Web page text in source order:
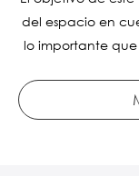
del espacio en
lo importante